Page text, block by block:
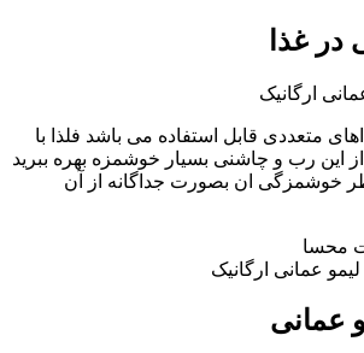
در غذا
ارگانیک
متعددی قابل استفاده می باشد فلذا با
از این رب و چاشنی بسیار خوشمزه بهره ببرید
خوشمزگی ان بصورت جداگانه از آن
عمانی ارگانیک
عمانی